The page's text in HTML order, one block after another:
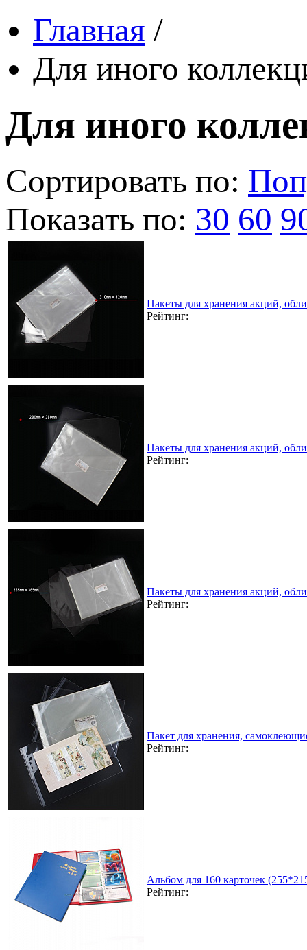
Главная /
Для иного
Для иного
Сортировать по:
Показать по: 30 60
Пакеты для хранения акций,
Рейтинг:
Пакеты для хранения акций,
Рейтинг:
Пакеты для хранения акций,
Рейтинг:
Пакет для хранения,
Рейтинг:
Альбом для 160 карточек
Рейтинг: